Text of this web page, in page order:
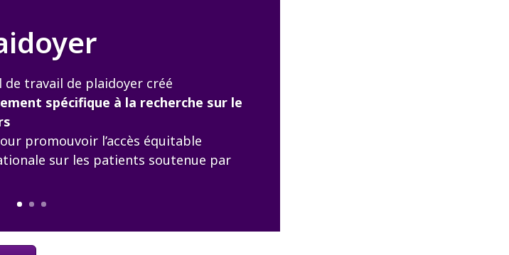
travail de plaidoyer créé
spécifique à la recherche sur le
promouvoir l’accès équitable
sur les patients soutenue par